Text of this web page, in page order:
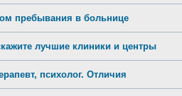
пребывания в больнице
лучшие клиники и центры
психолог. Отличия